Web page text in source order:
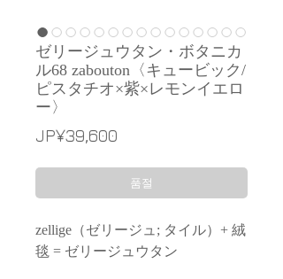
ゼリージュウタン・ボタニカ
ル68 zabouton〈キュービック/
ピスタチオ×紫×レモンイエロ
ー〉
JP¥39,600
품절
zellige（ゼリージュ; タイル）+ 絨
毯 = ゼリージュウタン